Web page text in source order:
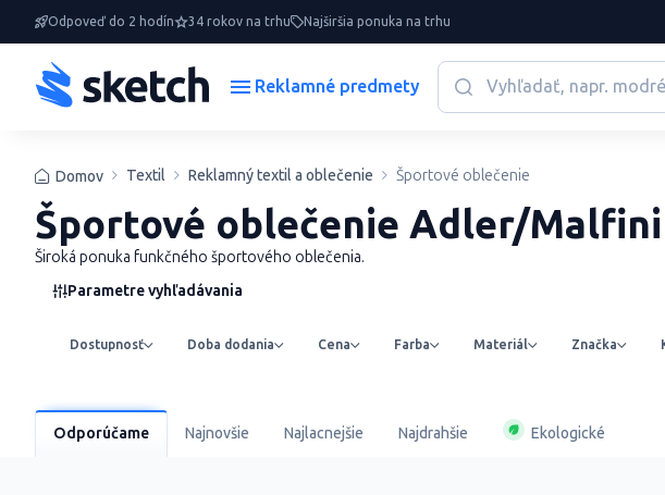
Odpoveď do 2 hodín 34 rokov na trhu Najširšia ponuka na trhu
Reklamné predmety
Domov Textil Reklamný textil a oblečenie Športové oblečenie
Športové oblečenie Adler/Malfini
Široká ponuka funkčného športového oblečenia.
Parametre vyhľadávania
Dostupnosť Doba dodania Cena Farba Materiál Značka
Odporúčame Najnovšie Najlacnejšie Najdrahšie Ekologické